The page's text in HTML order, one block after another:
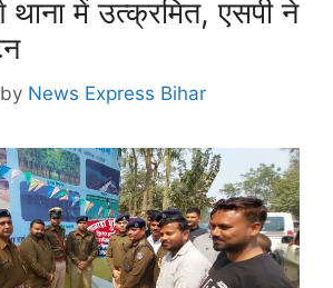
थाना में उत्क्रमित, एसपी ने
by News Express Bihar